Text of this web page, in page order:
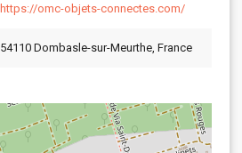
https://omc-objets-connectes.com/
54110 Dombasle-sur-Meurthe, France